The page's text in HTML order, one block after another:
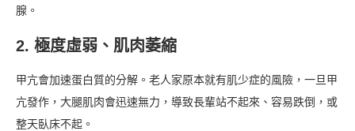
腺。
2. 極度虛弱、肌肉萎縮
甲亢會加速蛋白質的分解。老人家原本就有肌少症的風險，一旦甲
亢發作，大腿肌肉會迅速無力，導致長輩站不起來、容易跌倒，或
整天臥床不起。